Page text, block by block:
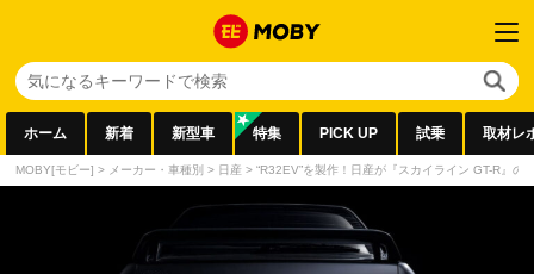
ホーム 新着 新型車 特集 PICK UP 試乗 取材レ
MOBY[モビー] > メーカー・車種別 > 日産 > “R32EV”を製作！日産が『スカイライン GT-R』の